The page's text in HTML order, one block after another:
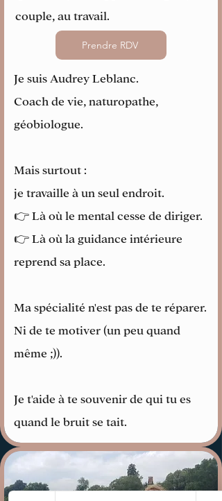
couple, au travail.
Prendre RDV
Je suis Audrey Leblanc.
Coach de vie, naturopathe,
géobiologue.
Mais surtout :
je travaille à un seul endroit.
👉 Là où le mental cesse de diriger.
👉 Là où la guidance intérieure
reprend sa place.
Ma spécialité n'est pas de te réparer.
Ni de te motiver (un peu quand
même ;)).
Je t'aide à te souvenir de qui tu es
quand le bruit se tait.